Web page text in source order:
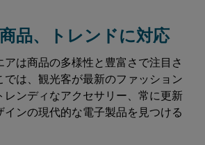
品、トレンドに対応
は商品の多様性と豊富さで注目さ
では、観光客が最新のファッション
レンディなアクセサリー、常に更新
インの現代的な電子製品を見つける